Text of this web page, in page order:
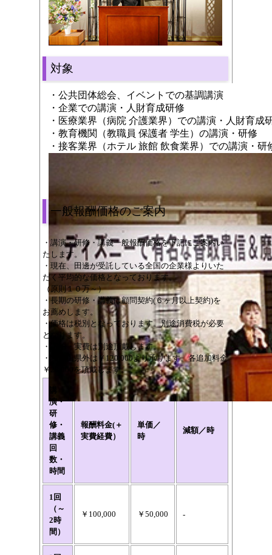
対象
・公共団体総会、イベントでの基調講演
・企業での講演・人財育成研修
・医療業界（病院 介護業界）での講演・人財育成
・教育機関（教職員 保護者 学生）の講演・研修
・接客業界（ホテル 旅館 飲食業界）での講演・研
一般報酬価格のご案内
・講演・研修・講義一般報酬価格を下記にご案内い
たします。
・現在、田邊が受託している全国の企業様よりいた
だく平均的な価格となっております。
（原則１０万～）
・長期の研修・講義は顧問契約(６ヶ月以上契約)を
お薦めします。
・価格は税別となっております。別途消費税が必要
となります。
・宿泊・実費は別途頂戴します。
・和歌山県外は￥120,000より承ります。各追加料金
￥20,000を頂戴します。
演・
研
修・
講義
回
数・
時間
報酬料金(＋
実費経費）
単価／
時
減額／時
1回
（～
2時
間）
￥100,000 ￥50,000 -